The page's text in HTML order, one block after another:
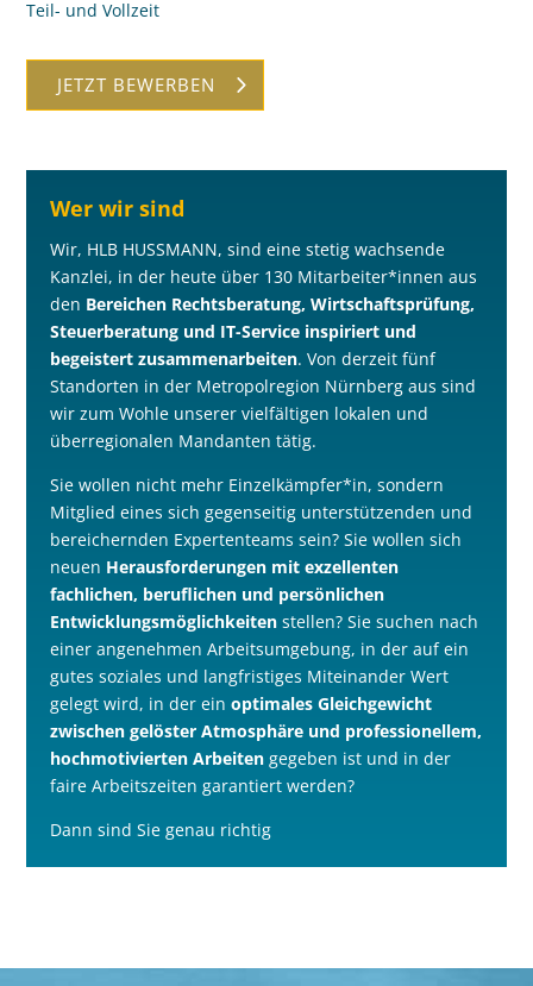
Teil- und Vollzeit
JETZT BEWERBEN
Wer wir sind
Wir, HLB HUSSMANN, sind eine stetig wachsende
Kanzlei, in der heute über 130 Mitarbeiter*innen aus
den Bereichen Rechtsberatung, Wirtschaftsprüfung,
Steuerberatung und IT-Service inspiriert und
begeistert zusammenarbeiten. Von derzeit fünf
Standorten in der Metropolregion Nürnberg aus sind
wir zum Wohle unserer vielfältigen lokalen und
überregionalen Mandanten tätig.
Sie wollen nicht mehr Einzelkämpfer*in, sondern
Mitglied eines sich gegenseitig unterstützenden und
bereichernden Expertenteams sein? Sie wollen sich
neuen Herausforderungen mit exzellenten
fachlichen, beruflichen und persönlichen
Entwicklungsmöglichkeiten stellen? Sie suchen nach
einer angenehmen Arbeitsumgebung, in der auf ein
gutes soziales und langfristiges Miteinander Wert
gelegt wird, in der einoptimales Gleichgewicht
zwischen gelöster Atmosphäre und professionellem,
hochmotivierten Arbeiten gegeben ist und in der
faire Arbeitszeiten garantiert werden?
Dann sind Sie genau richtig